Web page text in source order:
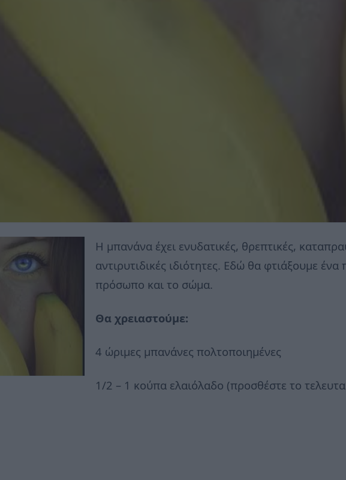
Η μπανάνα έχει ενυδατικές, θρεπτικές,
αντιρυτιδικές ιδιότητες. Εδώ θα φτιάξουμε ένα
πρόσωπο και το σώμα.
Θα χρειαστούμε:
4 ώριμες μπανάνες πολτοποιημένες
1/2 – 1 κούπα ελαιόλαδο (προσθέστε το